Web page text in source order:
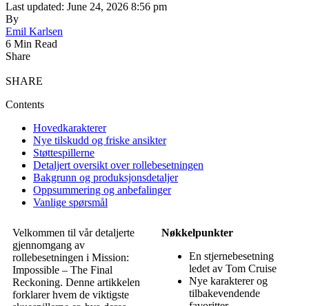
Last updated: June 24, 2026 8:56 pm
By
Emil Karlsen
6 Min Read
Share
SHARE
Contents
Hovedkarakterer
Nye tilskudd og friske ansikter
Støttespillerne
Detaljert oversikt over rollebesetningen
Bakgrunn og produksjonsdetaljer
Oppsummering og anbefalinger
Vanlige spørsmål
Velkommen til vår detaljerte
gjennomgang av
rollebesetningen i Mission:
Impossible – The Final
Reckoning. Denne artikkelen
forklarer hvem de viktigste
Nøkkelpunkter
En stjernebesetning
ledet av Tom Cruise
Nye karakterer og
tilbakevendende